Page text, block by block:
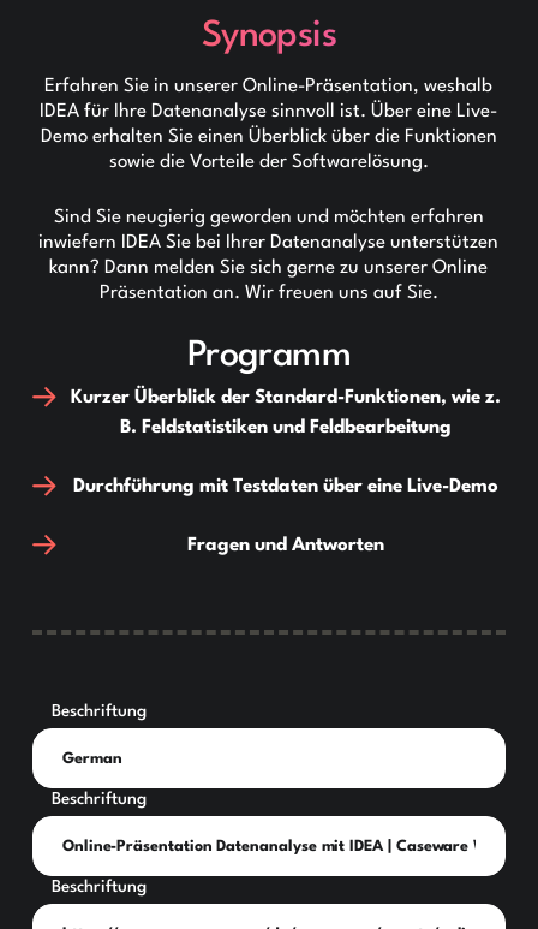
Synopsis
Erfahren Sie in unserer Online-Präsentation, weshalb
IDEA für Ihre Datenanalyse sinnvoll ist. Über eine Live-
Demo erhalten Sie einen Überblick über die Funktionen
sowie die Vorteile der Softwarelösung.
Sind Sie neugierig geworden und möchten erfahren
inwiefern IDEA Sie bei Ihrer Datenanalyse unterstützen
kann? Dann melden Sie sich gerne zu unserer Online
Präsentation an. Wir freuen uns auf Sie.
Programm
Kurzer Überblick der Standard-Funktionen, wie z.
B. Feldstatistiken und Feldbearbeitung
Durchführung mit Testdaten über eine Live-Demo
Fragen und Antworten
Beschriftung
Beschriftung
Beschriftung